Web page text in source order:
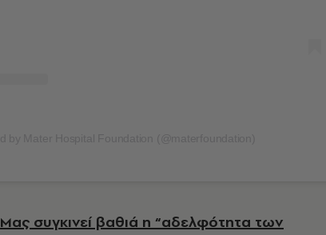
Μας συγκινεί βαθιά η “αδελφότητα των